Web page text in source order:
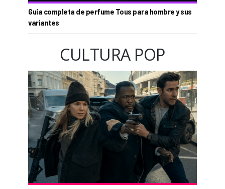
Guía completa de perfume Tous para hombre y sus
variantes
CULTURA POP